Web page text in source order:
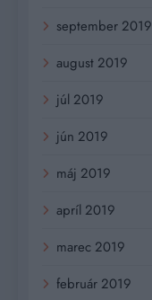
september 2019
august 2019
júl 2019
jún 2019
máj 2019
apríl 2019
marec 2019
február 2019